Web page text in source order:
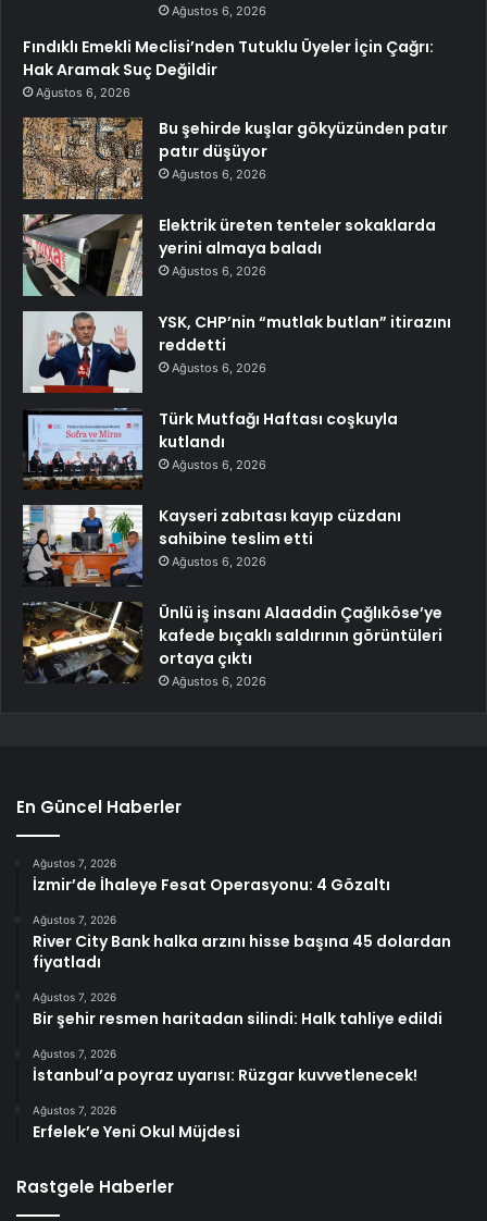
Ağustos 6, 2026
Fındıklı Emekli Meclisi’nden Tutuklu Üyeler İçin Çağrı:
Hak Aramak Suç Değildir
Ağustos 6, 2026
Bu şehirde kuşlar gökyüzünden patır
patır düşüyor
Ağustos 6, 2026
Elektrik üreten tenteler sokaklarda
yerini almaya baladı
Ağustos 6, 2026
YSK, CHP’nin “mutlak butlan” itirazını
reddetti
Ağustos 6, 2026
Türk Mutfağı Haftası coşkuyla
kutlandı
Ağustos 6, 2026
Kayseri zabıtası kayıp cüzdanı
sahibine teslim etti
Ağustos 6, 2026
Ünlü iş insanı Alaaddin Çağlıköse’ye
kafede bıçaklı saldırının görüntüleri
ortaya çıktı
Ağustos 6, 2026
En Güncel Haberler
Ağustos 7, 2026
İzmir’de İhaleye Fesat Operasyonu: 4 Gözaltı
Ağustos 7, 2026
River City Bank halka arzını hisse başına 45 dolardan
fiyatladı
Ağustos 7, 2026
Bir şehir resmen haritadan silindi: Halk tahliye edildi
Ağustos 7, 2026
İstanbul’a poyraz uyarısı: Rüzgar kuvvetlenecek!
Ağustos 7, 2026
Erfelek’e Yeni Okul Müjdesi
Rastgele Haberler